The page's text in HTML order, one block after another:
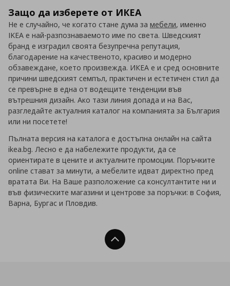
Защо да изберете от ИКЕА
Не е случайно, че когато стане дума за мебели, именно
IKEA е най-разпознаваемото име по света. Шведският
бранд е изградил своята безупречна репутация,
благодарение на качественото, красиво и модерно
обзавеждане, което произвежда. ИКЕА е и сред основните
причини шведският семпъл, практичен и естетичен стил да
се превърне в една от водещите тенденции във
вътрешния дизайн. Ако тази линия допада и на Вас,
разгледайте актуалния каталог на компанията за България
или ни посетете!
Пълната версия на каталога е достъпна онлайн на сайта
ikea.bg. Лесно е да набележите продукти, да се
ориентирате в цените и актуалните промоции. Поръчките
online стават за минути, а мебелите идват директно пред
вратата Ви. На Ваше разположение са консултантите ни и
във физическите магазини и центрове за поръчки: в София,
Варна, Бургас и Пловдив.
Нагоре